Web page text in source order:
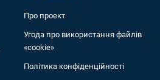
Про проект
Угода про використання файлів
«cookie»
Політика конфіденційності